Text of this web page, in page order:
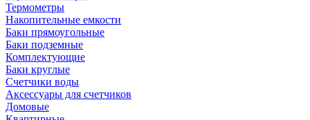
Термометры
Накопительные емкости
Баки прямоугольные
Баки подземные
Комплектующие
Баки круглые
Счетчики воды
Аксессуары для счетчиков
Домовые